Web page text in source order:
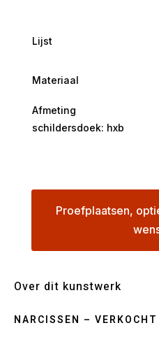
Lijst
Materiaal
Afmeting
schildersdoek: hxb
Proefplaatsen,
Over dit kunstwerk
NARCISSEN –